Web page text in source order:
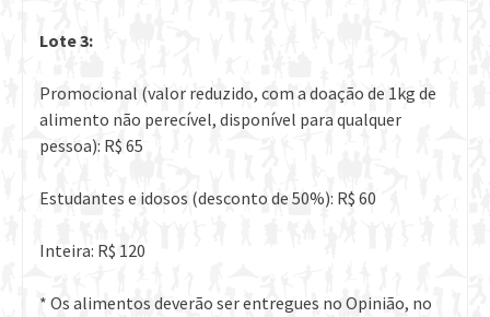
Lote 3:
Promocional (valor reduzido, com a doação de 1kg de
alimento não perecível, disponível para qualquer
pessoa): R$ 65
Estudantes e idosos (desconto de 50%): R$ 60
Inteira: R$ 120
* Os alimentos deverão ser entregues no Opinião, no